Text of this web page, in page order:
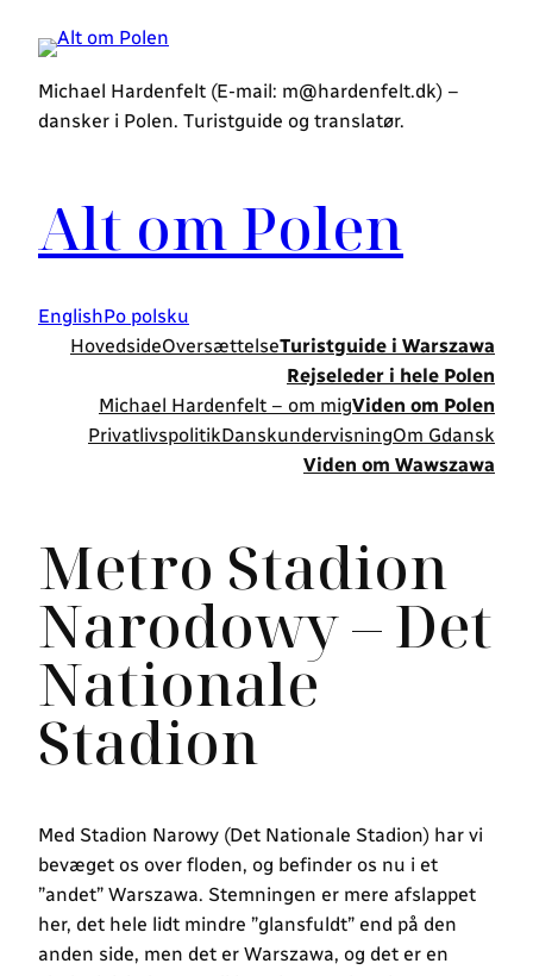
Michael Hardenfelt (E-mail: m@hardenfelt.dk) –
dansker i Polen. Turistguide og translatør.
Alt om Polen
EnglishPo polsku
HovedsideOversættelseTuristguide i Warszawa
Rejseleder i hele Polen
Michael Hardenfelt – om migViden om Polen
PrivatlivspolitikDanskundervisningOm Gdansk
Viden om Wawszawa
Metro Stadion
Narodowy – Det
Nationale
Stadion
Med Stadion Narowy (Det Nationale Stadion) har vi
bevæget os over floden, og befinder os nu i et
”andet” Warszawa. Stemningen er mere afslappet
her, det hele lidt mindre ”glansfuldt” end på den
anden side, men det er Warszawa, og det er en